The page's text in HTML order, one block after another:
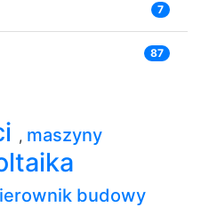
7
87
, maszyny
budowy